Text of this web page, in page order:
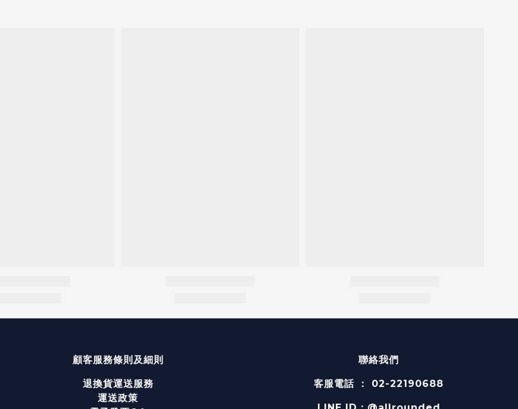
顧客服務條則及細則
退換貨運送服務
運送政策
聯絡我們
客服電話 ： 02-22190688